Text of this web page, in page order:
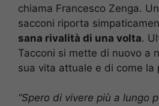
chiama Francesco Zenga.
sacconi riporta
sana rivalità di una volta.
Tacconi si mette di nuovo a
sua vita attuale e di come la
“Spero di vivere più a lungo